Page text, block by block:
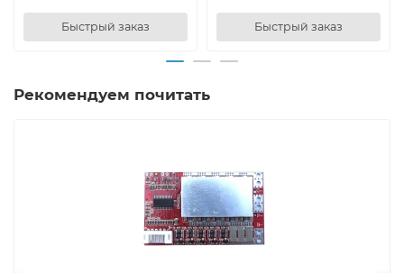
Быстрый заказ Быстрый заказ
Рекомендуем почитать